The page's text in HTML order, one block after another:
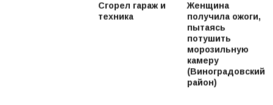
Сгорел гараж и
техника
Женщина
получила ожоги,
пытаясь
потушить
морозильную
камеру
(Виноградовский
район)